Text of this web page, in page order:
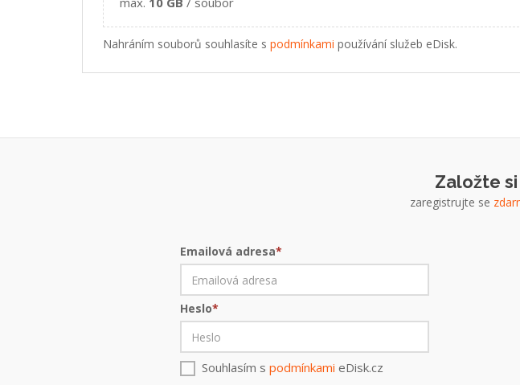
Nahráním souborů souhlasíte s podmínkami používání služeb eDisk.
Založte
zaregistrujte se
Emailová adresa*
Heslo*
Souhlasím spodmínkami eDisk.cz